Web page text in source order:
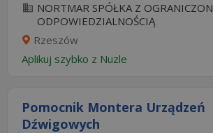
NORTMAR SPÓŁKA Z
ODPOWIEDZIALNOŚCIĄ
Rzeszów
Aplikuj szybko z Nuzle
Pomocnik Montera Urządzeń
Dźwigowych